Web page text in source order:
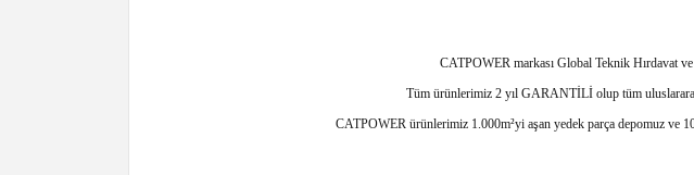
CATPOWER markası Global Teknik Hırdavat
Tüm ürünlerimiz 2 yıl GARANTİLİ olup tüm
CATPOWER ürünlerimiz 1.000m²yi aşan yedek parça depomuz ve